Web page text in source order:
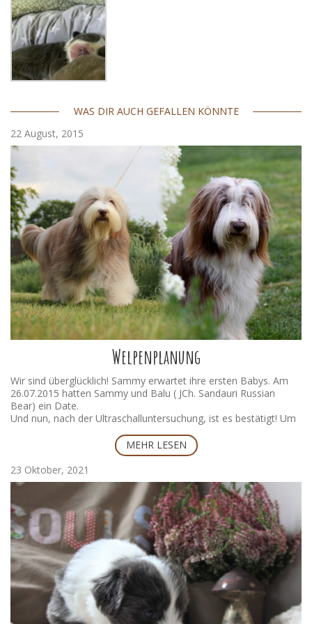
WAS DIR AUCH GEFALLEN KÖNNTE
22 August, 2015
Welpenplanung
Wir sind überglücklich! Sammy erwartet ihre ersten Babys. Am
26.07.2015 hatten Sammy und Balu ( JCh. Sandauri Russian
Bear) ein Date.
Und nun, nach der Ultraschalluntersuchung, ist es bestätigt! Um
Kann man schon in ein Ultraschallbild verliebt sein?
MEHR LESEN
23 Oktober, 2021